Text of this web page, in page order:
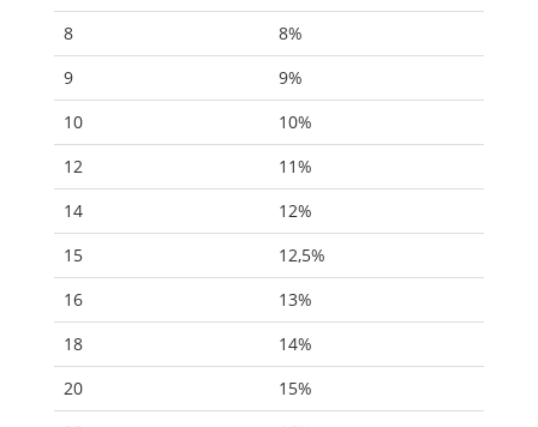
8
8%
9
9%
10
10%
12
11%
14
12%
15
12,5%
16
13%
18
14%
20
15%